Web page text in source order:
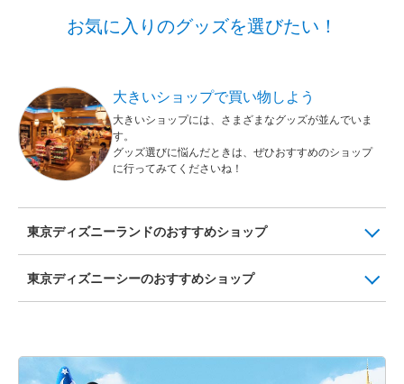
お気に入りのグッズを選びたい！
大きいショップで買い物しよう
大きいショップには、さまざまなグッズが並んでいま
す。
グッズ選びに悩んだときは、ぜひおすすめのショップ
に行ってみてくださいね！
東京ディズニーランドのおすすめショップ
東京ディズニーシーのおすすめショップ